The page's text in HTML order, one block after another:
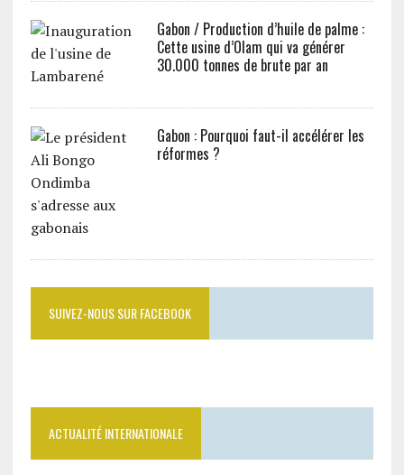
Gabon / Production d’huile de palme :
Cette usine d’Olam qui va générer
30.000 tonnes de brute par an
Gabon : Pourquoi faut-il accélérer les
réformes ?
SUIVEZ-NOUS SUR FACEBOOK
ACTUALITÉ INTERNATIONALE